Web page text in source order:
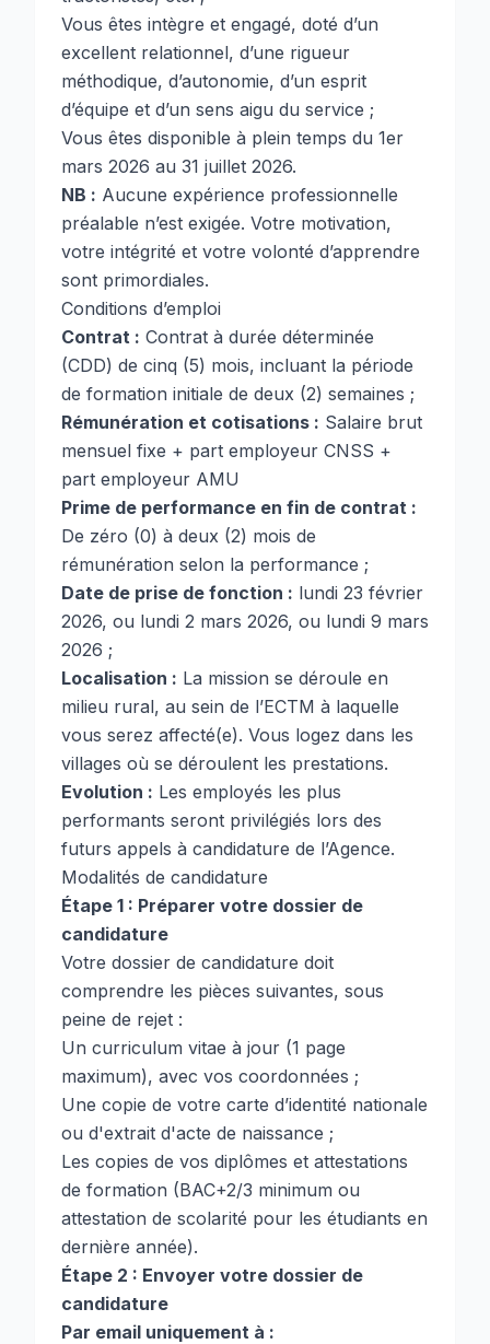
Vous êtes intègre et engagé, doté d’un
excellent relationnel, d’une rigueur
méthodique, d’autonomie, d’un esprit
d’équipe et d’un sens aigu du service ;
Vous êtes disponible à plein temps du 1er
mars 2026 au 31 juillet 2026.
NB : Aucune expérience professionnelle
préalable n’est exigée. Votre motivation,
votre intégrité et votre volonté d’apprendre
sont primordiales.
Conditions d’emploi
Contrat : Contrat à durée déterminée
(CDD) de cinq (5) mois, incluant la période
de formation initiale de deux (2) semaines ;
Rémunération et cotisations : Salaire brut
mensuel fixe + part employeur CNSS +
part employeur AMU
Prime de performance en fin de contrat :
De zéro (0) à deux (2) mois de
rémunération selon la performance ;
Date de prise de fonction : lundi 23 février
2026, ou lundi 2 mars 2026, ou lundi 9 mars
2026 ;
Localisation : La mission se déroule en
milieu rural, au sein de l’ECTM à laquelle
vous serez affecté(e). Vous logez dans les
villages où se déroulent les prestations.
Evolution : Les employés les plus
performants seront privilégiés lors des
futurs appels à candidature de l’Agence.
Modalités de candidature
Étape 1 : Préparer votre dossier de
candidature
Votre dossier de candidature doit
comprendre les pièces suivantes, sous
peine de rejet :
Un curriculum vitae à jour (1 page
maximum), avec vos coordonnées ;
Une copie de votre carte d’identité nationale
ou d'extrait d'acte de naissance ;
Les copies de vos diplômes et attestations
de formation (BAC+2/3 minimum ou
attestation de scolarité pour les étudiants en
dernière année).
Étape 2 : Envoyer votre dossier de
candidature
Par email uniquement à :